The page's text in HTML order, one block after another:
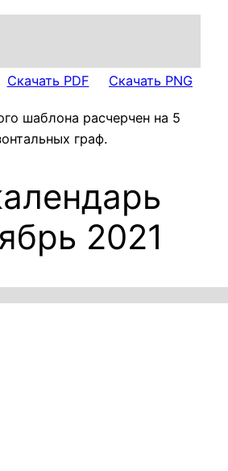
Скачать PDF Скачать PNG
шаблона расчерчен на 5
граф.
2021